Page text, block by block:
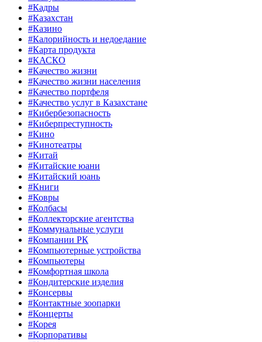
#Кадры
#Казахстан
#Казино
#Калорийность и недоедание
#Карта продукта
#КАСКО
#Качество жизни
#Качество жизни населения
#Качество портфеля
#Качество услуг в Казахстане
#Кибербезопасность
#Киберпреступность
#Кино
#Кинотеатры
#Китай
#Китайские юани
#Китайский юань
#Книги
#Ковры
#Колбасы
#Коллекторские агентства
#Коммунальные услуги
#Компании РК
#Компьютерные устройства
#Компьютеры
#Комфортная школа
#Кондитерские изделия
#Консервы
#Контактные зоопарки
#Концерты
#Корея
#Корпоративы